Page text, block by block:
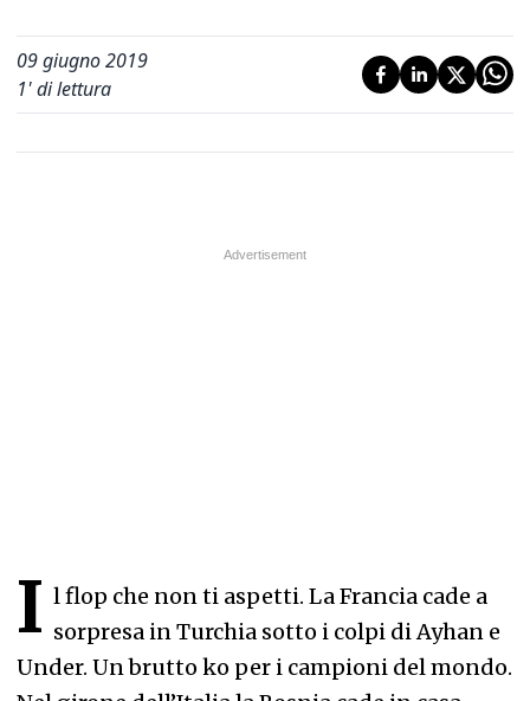
09 giugno 2019
1' di lettura
I l flop che non ti aspetti. La Francia cade a
sorpresa in Turchia sotto i colpi di Ayhan e
Under. Un brutto ko per i campioni del mondo.